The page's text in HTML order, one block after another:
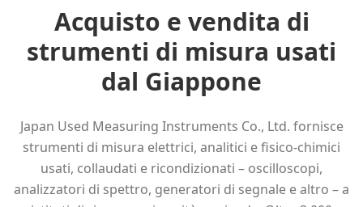
Acquisto e vendita di
strumenti di misura usati
dal Giappone
Japan Used Measuring Instruments Co., Ltd. fornisce
strumenti di misura elettrici, analitici e fisico-chimici
usati, collaudati e ricondizionati – oscilloscopi,
analizzatori di spettro, generatori di segnale e altro – a